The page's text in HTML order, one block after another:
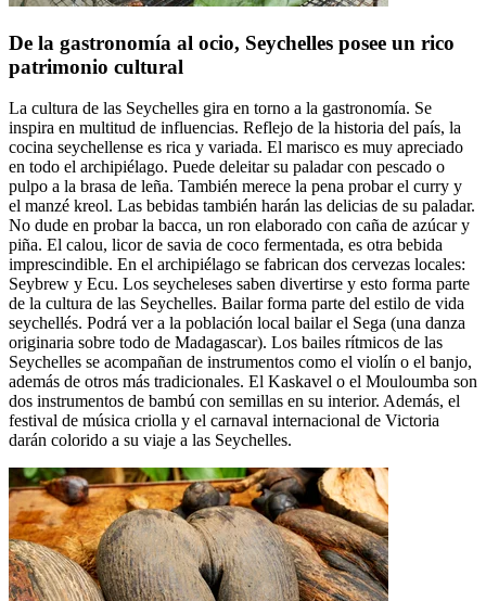
De la gastronomía al ocio, Seychelles posee un rico
patrimonio cultural
La cultura de las Seychelles gira en torno a la gastronomía. Se
inspira en multitud de influencias. Reflejo de la historia del país, la
cocina seychellense es rica y variada. El marisco es muy apreciado
en todo el archipiélago. Puede deleitar su paladar con pescado o
pulpo a la brasa de leña. También merece la pena probar el curry y
el manzé kreol. Las bebidas también harán las delicias de su paladar.
No dude en probar la bacca, un ron elaborado con caña de azúcar y
piña. El calou, licor de savia de coco fermentada, es otra bebida
imprescindible. En el archipiélago se fabrican dos cervezas locales:
Seybrew y Ecu. Los seycheleses saben divertirse y esto forma parte
de la cultura de las Seychelles. Bailar forma parte del estilo de vida
seychellés. Podrá ver a la población local bailar el Sega (una danza
originaria sobre todo de Madagascar). Los bailes rítmicos de las
Seychelles se acompañan de instrumentos como el violín o el banjo,
además de otros más tradicionales. El Kaskavel o el Mouloumba son
dos instrumentos de bambú con semillas en su interior. Además, el
festival de música criolla y el carnaval internacional de Victoria
darán colorido a su viaje a las Seychelles.